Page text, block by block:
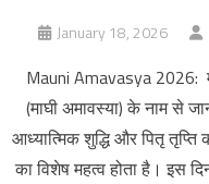
January 18, 2026
Mauni Amavasya 2026:
(माघी अमावस्या) के नाम से
आध्यात्मिक शुद्धि और पितृ तृप्ति
का विशेष महत्व होता है। इस